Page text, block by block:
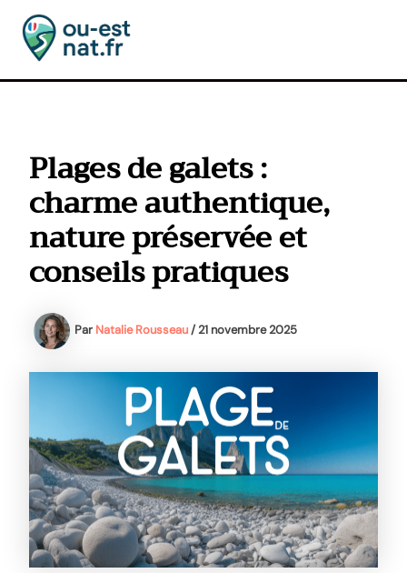
contenu
Plages de galets :
charme authentique,
nature préservée et
conseils pratiques
Par Natalie Rousseau/21 novembre 2025